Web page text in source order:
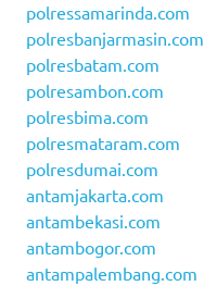
polressamarinda.com
polresbanjarmasin.com
polresbatam.com
polresambon.com
polresbima.com
polresmataram.com
polresdumai.com
antamjakarta.com
antambekasi.com
antambogor.com
antampalembang.com